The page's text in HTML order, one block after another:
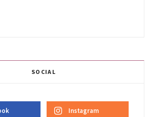
SOCIAL
Instagram